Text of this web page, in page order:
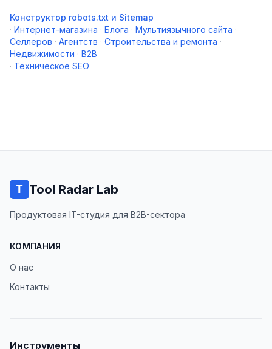
Конструктор robots.txt и Sitemap
· Интернет-магазина · Блога · Мультиязычного сайта ·
Селлеров · Агентств · Строительства и ремонта ·
Недвижимости · B2B
· Техническое SEO
Tool Radar Lab
Продуктовая IT-студия для B2B-сектора
КОМПАНИЯ
О нас
Контакты
Инструменты